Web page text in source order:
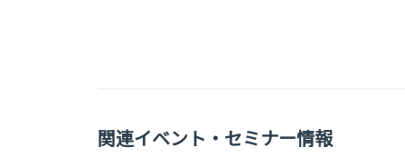
関連イベント・セミナー情報